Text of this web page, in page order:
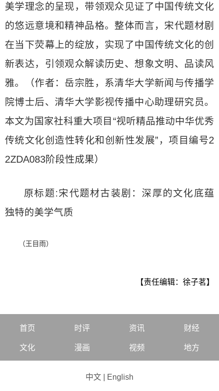
美学理念的呈现，带领观众见证了中国传统文化
的悠远意境和精神品格。整体而言，宋代题材剧
在当下荧幕上的绽放，实现了中国传统文化的创
新表达，引领观众解读历史、想象文明、品读风
雅。（作者：岳宗胜，系清华大学新闻与传播学
院博士后、清华大学影视传播中心助理研究员。
本文为国家社科重大项目“视听精品推动中华优秀
传统文化创造性转化和创新性发展”，项目编号2
2ZDA083阶段性成果）
原标题:宋代题材古装剧：深厚的文化底蕴
独特的美学气质
（王目雨）
【责任编辑：徐子茗】
首页 时评 资讯 财经
文化 漫画 视频 地方
中文 English